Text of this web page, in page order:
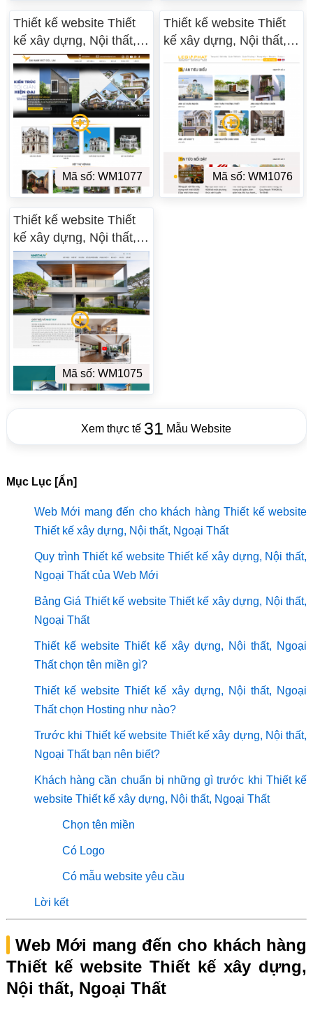
Thiết kế website Thiết
kế xây dựng, Nội thất,
Ngoại Thất WM 03
Mã số: WM1077
Thiết kế website Thiết
kế xây dựng, Nội thất,
Ngoại Thất WM 02
Mã số: WM1076
Thiết kế website Thiết
kế xây dựng, Nội thất,
Ngoại Thất WM 01
Mã số: WM1075
Xem thực tế 31 Mẫu Website
Mục Lục [Ẩn]
Web Mới mang đến cho khách hàng Thiết kế website
Thiết kế xây dựng, Nội thất, Ngoại Thất
Quy trình Thiết kế website Thiết kế xây dựng, Nội thất,
Ngoại Thất của Web Mới
Bảng Giá Thiết kế website Thiết kế xây dựng, Nội thất,
Ngoại Thất
Thiết kế website Thiết kế xây dựng, Nội thất, Ngoại
Thất chọn tên miền gì?
Thiết kế website Thiết kế xây dựng, Nội thất, Ngoại
Thất chọn Hosting như nào?
Trước khi Thiết kế website Thiết kế xây dựng, Nội thất,
Ngoại Thất bạn nên biết?
Khách hàng cần chuẩn bị những gì trước khi Thiết kế
website Thiết kế xây dựng, Nội thất, Ngoại Thất
Chọn tên miền
Có Logo
Có mẫu website yêu cầu
Lời kết
Web Mới mang đến cho khách hàng
Thiết kế website Thiết kế xây dựng,
Nội thất, Ngoại Thất